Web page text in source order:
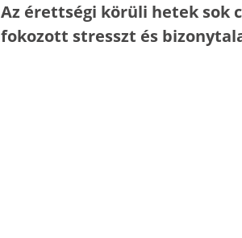
Az érettségi körüli hetek sok
fokozott stresszt és